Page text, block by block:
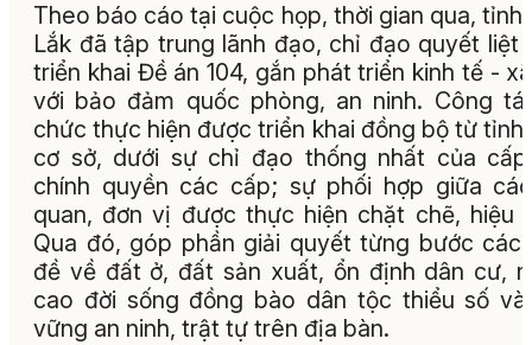
Theo báo cáo tại cuộc họp, thời gian qua, tỉnh
Lắk đã tập trung lãnh đạo, chỉ đạo quyết liệt
triển khai Đề án 104, gắn phát triển kinh tế -
với bảo đảm quốc phòng, an ninh. Công
chức thực hiện được triển khai đồng bộ từ tỉnh
cơ sở, dưới sự chỉ đạo thống nhất của
chính quyền các cấp; sự phối hợp giữa
quan, đơn vị được thực hiện chặt chẽ, hiệu
Qua đó, góp phần giải quyết từng bước các
đề về đất ở, đất sản xuất, ổn định dân cư,
cao đời sống đồng bào dân tộc thiểu số
vững an ninh, trật tự trên địa bàn.